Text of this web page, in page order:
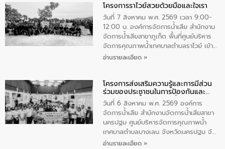
ทองคำและประกาศเกียรติคุณให้แก่ กำนัน
ผู้ใหญ่บ้านยอดเยี่ยม พร้อมกล่าวชื่นชม ให้
โอวาท และมอบนโยบาย
โครงการราไวย์สวยด้วยมือและใจเรา
วันที่ 7 สิงหาคม พ.ศ. 2569 เวลา 9:00-
12:00 น. องค์การจัดการน้ำเสีย สำนักงาน
จัดการน้ำเสียสาขาภูเก็ต พื้นที่ศูนย์บริหาร
จัดการคุณภาพน้ำเทศบาลตำบลราไวย์ เข้า
ร่วมโครงการราไวย์สวยด้วยมือและใจเรา
ประชาชน ตัวแทนจากโรงแรมต่างๆ ในเขต
เทศบาลตำบลราไวย์ ศูนย์บริหารจัดการ
คุณภาพน้ำเทศบาลตำบลราไวย์ นำโดยนาย
น้อย แก้วเศษ ผู้จัดการสำนักงานจัดการน้ำ
เสียสาขาภูเก็ต พร้อมด้วยเจ้าหน้าที่ จำนวน
5 คน ร่วมทำกิจกรรม ทำความสะอาด
ชายหาดและแหล่งท่องเที่ยว ณ บริเวณ
อ่านรายละเอียด »
โครงการส่งเสริมความรู้และการมีส่วน
ร่วมของประชาชนในการป้องกันและ
แก้ไขปัญหาน้ำเสียอย่างยั่งยืน
วันที่ 6 สิงหาคม พ.ศ. 2569 องค์การ
จัดการน้ำเสีย สำนักงานจัดการน้ำเสียสาขา
นครปฐม ศูนย์บริหารจัดการคุณภาพน้ำ
เทศบาลตำบลบางเลน จังหวัดนครปฐม จัด
กิจกรรมภายใต้โครงการส่งเสริมความรู้และ
อ่านรายละเอียด »